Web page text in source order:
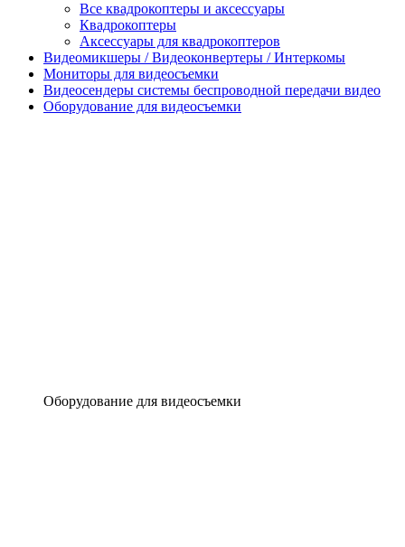
Все квадрокоптеры и аксессуары
Квадрокоптеры
Аксессуары для квадрокоптеров
Видеомикшеры / Видеоконвертеры / Интеркомы
Мониторы для видеосъемки
Видеосендеры системы беспроводной передачи видео
Оборудование для видеосъемки
Оборудование для видеосъемки